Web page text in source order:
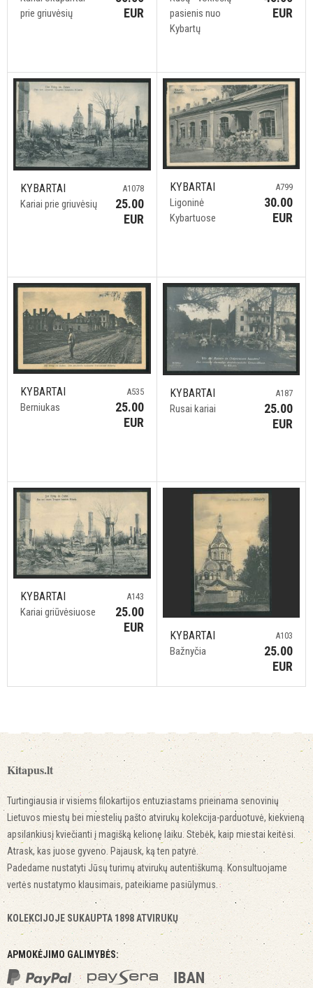
prie griuvėsių
EUR
pasienis nuo
Kybartų
EUR
KYBARTAI
Kariai prie griuvėsių
A1078
25.00
EUR
KYBARTAI
Ligoninė
Kybartuose
A799
30.00
EUR
KYBARTAI
Berniukas
A535
25.00
EUR
KYBARTAI
Rusai kariai
A187
25.00
EUR
KYBARTAI
Kariai griūvėsiuose
A143
25.00
EUR
KYBARTAI
Bažnyčia
A103
25.00
EUR
Kitapus.lt
Turtingiausia ir visiems filokartijos entuziastams prieinama senovinių
Lietuvos miestų bei miestelių pašto atvirukų kolekcija-parduotuvė, kiekvieną
apsilankiusį kviečianti į magišką kelionę laiku. Stebėk, kaip miestai keitėsi.
Atrask, kas juose gyveno. Pajausk, ką ten patyrė.
Padedame nustatyti Jūsų turimų atvirukų autentiškumą. Konsultuojame
vertės nustatymo klausimais, pateikiame pasiūlymus.
KOLEKCIJOJE SUKAUPTA 1898 ATVIRUKŲ
APMOKĖJIMO GALIMYBĖS: